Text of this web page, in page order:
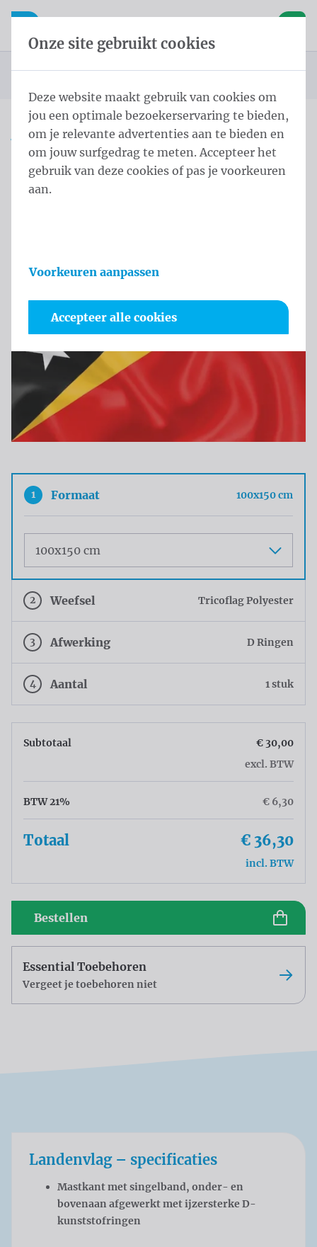
Inhoud overslaan
Taalkeuze overslaan
Open mobiele navigatie
Startpagina
Producten
Vlaggen
Officiële vlaggen
Landenvlaggen
Landenvlaggen Azië Vlag Oost-Timor 100x150 cm
Vlag Oost-Timor 100x150
cm
1 Formaat 100x150 cm
2 Weefsel Tricoflag Polyester
3 Afwerking D Ringen
4 Aantal 1 stuk
Subtotaal
€ 30,00
excl. BTW
BTW 21% € 6,30
Totaal € 36,30
incl. BTW
Bestellen
Essential Toebehoren
Vergeet je toebehoren niet
Landenvlag – specificaties
Mastkant met singelband, onder- en
bovenaan afgewerkt met ijzersterke D-
kunststofringen
Onze site gebruikt cookies
Deze website maakt gebruik van cookies om
jou een optimale bezoekerservaring te bieden,
om je relevante advertenties aan te bieden en
om jouw surfgedrag te meten. Accepteer het
gebruik van deze cookies of pas je voorkeuren
aan.
Voorkeuren aanpassen
Accepteer alle cookies